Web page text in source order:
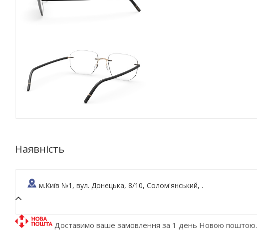
Наявність
м.Київ №1, вул. Донецька, 8/10, Солом'янський, .
Доставимо ваше замовлення за 1 день Новою поштою.